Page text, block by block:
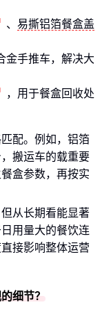
、 易撕铝箔餐盒盖
金手推车，解决大
，用于餐盒回收处
配。例如，铝箔
搬运车的载重要
盒参数，再按实
从长期看能显著
用量大的餐饮连
接影响整体运营
细节？